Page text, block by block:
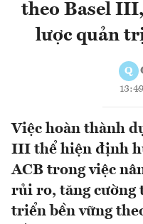
theo Basel
lược quản
Q
Việc hoàn thành
III thể hiện định
ACB trong việc
rủi ro, tăng cường
triển bền vững